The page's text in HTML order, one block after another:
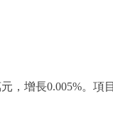
增長0.005%。項